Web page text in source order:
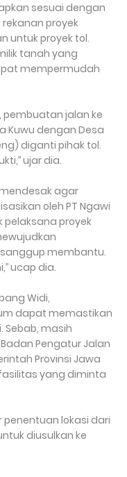
sesuai dengan
proyek
untuk proyek tol.
tanah yang
mempermudah
pembuatan jalan ke
Kuwu dengan Desa
diganti pihak tol.
ujar dia.
agar
oleh PT Ngawi
pelaksana proyek
membantu.
ucap dia.
Widi,
dapat memastikan
masih
Pengatur Jalan
Provinsi Jawa
yang diminta
lokasi dari
diusulkan ke